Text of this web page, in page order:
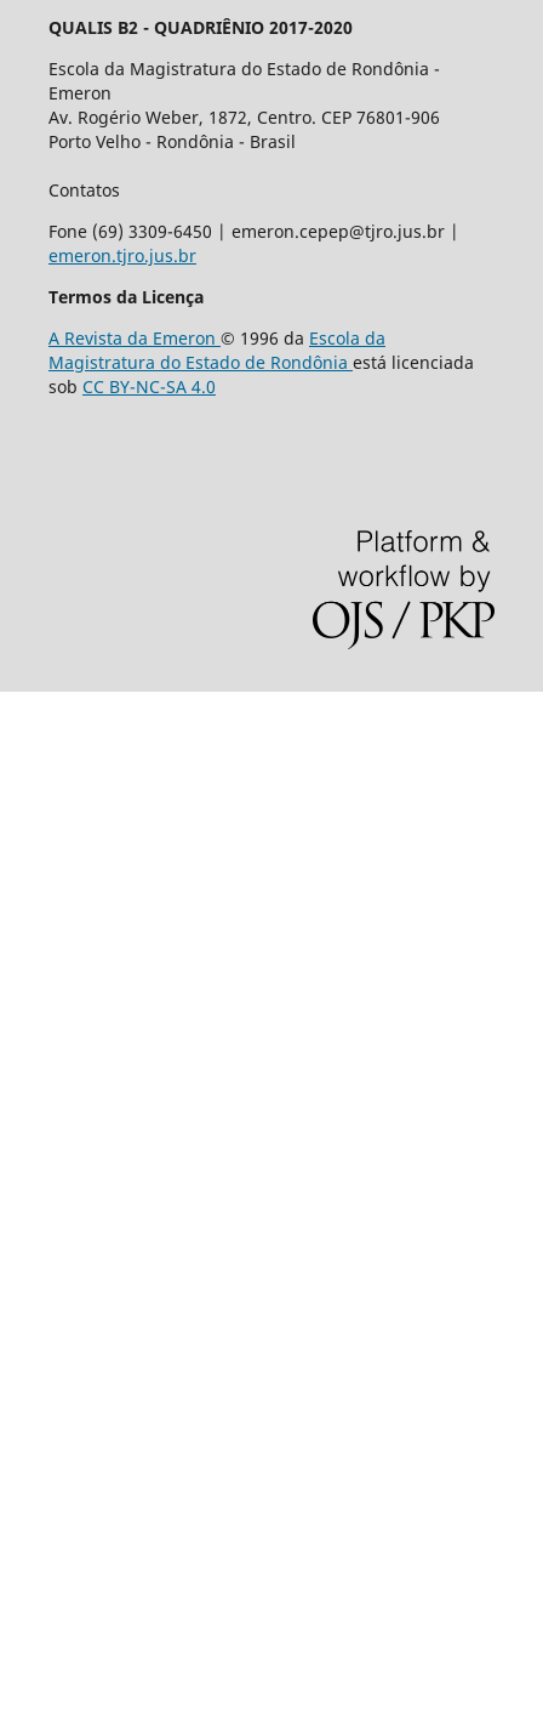
QUALIS B2 - QUADRIÊNIO 2017-2020
Escola da Magistratura do Estado de Rondônia -
Emeron
Av. Rogério Weber, 1872, Centro. CEP 76801-906
Porto Velho - Rondônia - Brasil
Contatos
Fone (69) 3309-6450 | emeron.cepep@tjro.jus.br |
emeron.tjro.jus.br
Termos da Licença
A Revista da Emeron © 1996 da Escola da
Magistratura do Estado de Rondônia está licenciada
sob CC BY-NC-SA 4.0